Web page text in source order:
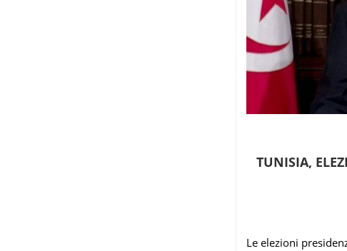
TUNISIA,
Le elezioni